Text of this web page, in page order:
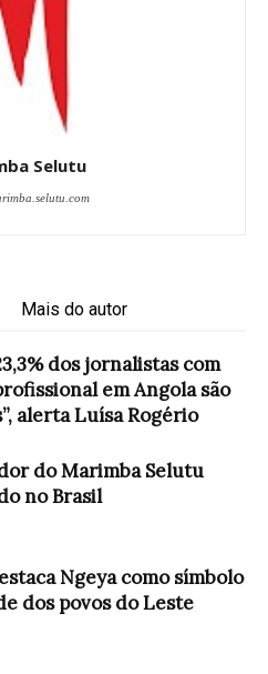
Selutu
Mais do autor
dos jornalistas com
em Angola são
alerta Luísa Rogério
do Marimba Selutu
no Brasil
Ngeya como símbolo
dos povos do Leste